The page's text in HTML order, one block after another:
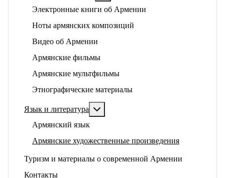
Электронные книги об Армении
Ноты армянских композиций
Видео об Армении
Армянские фильмы
Армянские мультфильмы
Этнографические материалы
Язык и литература
Армянский язык
Армянские художественные произведения
Туризм и материалы о современной Армении
Контакты